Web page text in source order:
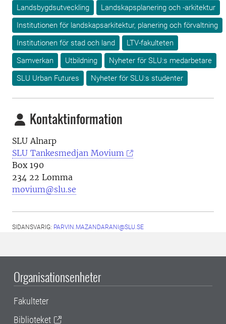
Landsbygdsutveckling
Landskapsplanering och -arkitektur
Institutionen för landskapsarkitektur, planering och förvaltning
Institutionen för stad och land
LTV-fakulteten
Samverkan
Utbildning
Nyheter för SLU:s medarbetare
SLU Urban Futures
Nyheter för SLU:s studenter
Kontaktinformation
SLU Alnarp
SLU Tankesmedjan Movium
Box 190
234 22 Lomma
movium@slu.se
SIDANSVARIG: PARVIN.MAZANDARANI@SLU.SE
Organisationsenheter
Fakulteter
Biblioteket